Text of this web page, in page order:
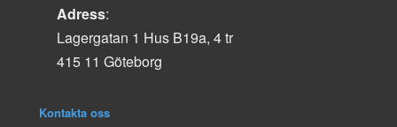
Adress:
Lagergatan 1 Hus B19a, 4 tr
415 11 Göteborg
Kontakta oss